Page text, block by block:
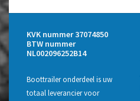
KVK nummer 37074850
BTW nummer
NL002096252B14
Boottrailer onderdeel is uw
totaal leverancier voor